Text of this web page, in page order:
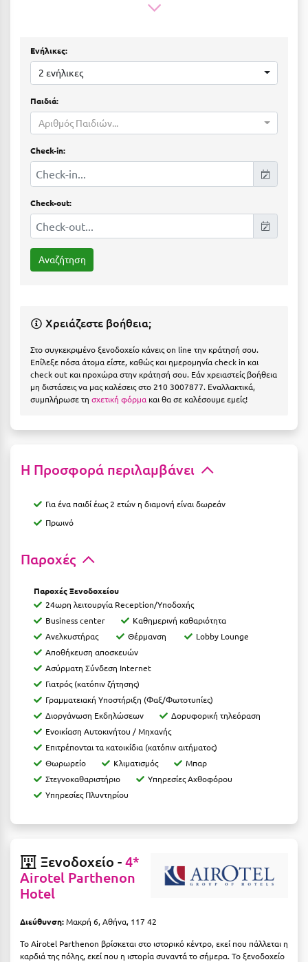
Ελάτη Αρκαδίας
Ελληνικό Αρκαδίας
Ελούντα Κρήτης
Ερέτρια
Ερμιόνη
Εύβοια
Ευρυτανία
Ζάκυνθος
Ηλεία
Ηράκλειο
Θάσος
Θεσσαλονίκη
Ιεράπετρα
Ιθάκη
Ιωάννινα
Καβάλα
Καλάβρυτα
Καλαμάτα
Κάλυμνος
Καμένα Βούρλα
Καρδαμύλη
Ενήλικες:
2 ενήλικες
Παιδιά:
Αριθμός Παιδιών...
Check-in:
Check-out:
Χρειάζεστε βοήθεια;
Στο συγκεκριμένο ξενοδοχείο κάνεις on line την κράτησή σου.
Επίλεξε πόσα άτομα είστε, καθώς και ημερομηνία check in και
check out και προχώρα στην κράτησή σου. Εάν χρειαστείς βοήθεια
μη διστάσεις να μας καλέσεις στο 210 3007877. Εναλλακτικά,
συμπλήρωσε τη σχετική φόρμα και θα σε καλέσουμε εμείς!
Η Προσφορά περιλαμβάνει
Για ένα παιδί έως 2 ετών η διαμονή είναι δωρεάν
Πρωινό
Παροχές
Παροχές Ξενοδοχείου
24ωρη λειτουργία Reception/Υποδοχής
Business center
Καθημερινή καθαριότητα
Ανελκυστήρας
Θέρμανση
Lobby Lounge
Αποθήκευση αποσκευών
Ασύρματη Σύνδεση Internet
Γιατρός (κατόπιν ζήτησης)
Γραμματειακή Υποστήριξη (Φαξ/Φωτοτυπίες)
Διοργάνωση Εκδηλώσεων
Δορυφορική τηλεόραση
Ενοικίαση Αυτοκινήτου / Μηχανής
Επιτρέπονται τα κατοικίδια (κατόπιν αιτήματος)
Θωρωρείο
Κλιματισμός
Μπαρ
Στεγνοκαθαριστήριο
Υπηρεσίες Αχθοφόρου
Υπηρεσίες Πλυντηρίου
Ξενοδοχείο -4*
Airotel Parthenon
Hotel
Διεύθυνση:Μακρή 6, Αθήνα, 117 42
To Airotel Parthenon βρίσκεται στο ιστορικό κέντρο, εκεί που πάλλεται η
καρδιά της πόλης, εκεί που η ιστορία συναντά το σήμερα. Το ξενοδοχείο